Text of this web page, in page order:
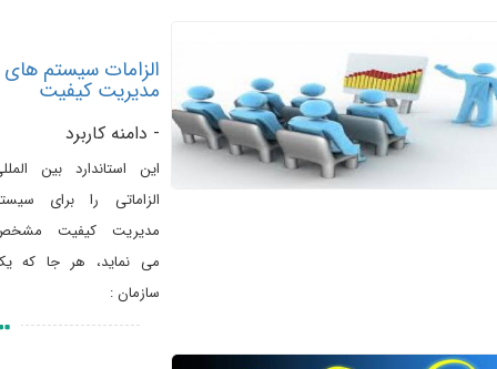
الزامات سیستم های
مدیریت کیفیت
- دامنه کاربرد
این استاندارد بین المللی
الزاماتی را برای سیستم
مدیریت کیفیت مشخص
می نماید، هر جا که یک
سازمان :